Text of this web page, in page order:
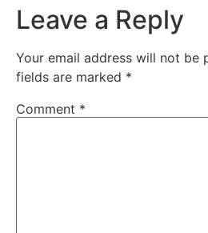
Leave a Reply
Your email address will not be
fields are marked *
Comment *